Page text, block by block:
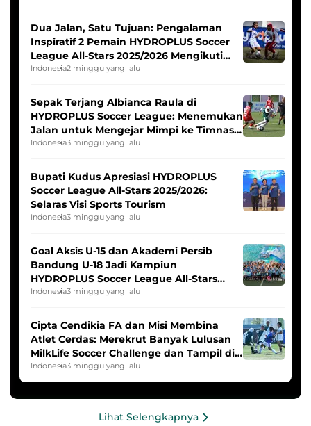
Dua Jalan, Satu Tujuan: Pengalaman
Inspiratif 2 Pemain HYDROPLUS Soccer
League All-Stars 2025/2026 Mengikuti
Seleksi Timnas Indonesia Putri
Indonesia2 minggu yang lalu
Sepak Terjang Albianca Raula di
HYDROPLUS Soccer League: Menemukan
Jalan untuk Mengejar Mimpi ke Timnas
Indonesia Putri
Indonesia3 minggu yang lalu
Bupati Kudus Apresiasi HYDROPLUS
Soccer League All-Stars 2025/2026:
Selaras Visi Sports Tourism
Indonesia3 minggu yang lalu
Goal Aksis U-15 dan Akademi Persib
Bandung U-18 Jadi Kampiun
HYDROPLUS Soccer League All-Stars
2025/2026
Indonesia3 minggu yang lalu
Cipta Cendikia FA dan Misi Membina
Atlet Cerdas: Merekrut Banyak Lulusan
MilkLife Soccer Challenge dan Tampil di
HYDROPLUS Soccer League
Indonesia3 minggu yang lalu
Lihat Selengkapnya